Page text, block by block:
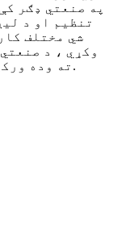
په صنعتي ډګر
تنظیم او د
شي مختلف
وکړي ، د
ته وده ورکړي ، او د لیږد شور او کمپن کم کړي.